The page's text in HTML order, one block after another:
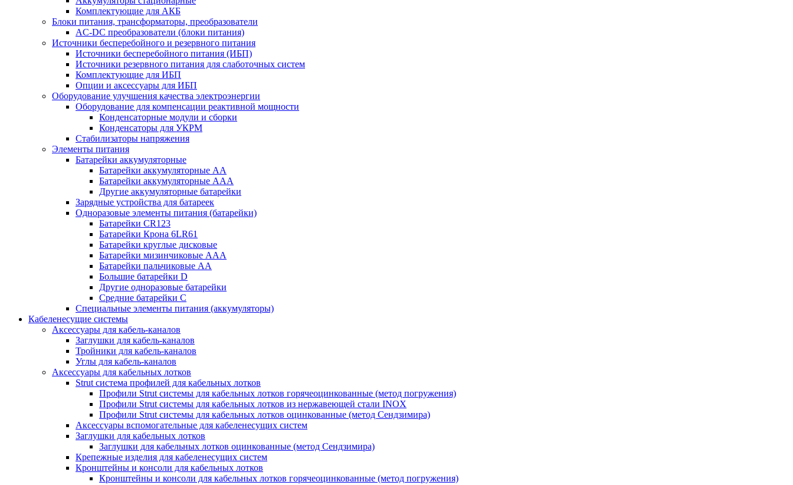
Комплектующие для АКБ
Блоки питания, трансформаторы, преобразователи
AC-DC преобразователи (блоки питания)
Источники бесперебойного и резервного питания
Источники бесперебойного питания (ИБП)
Источники резервного питания для слаботочных систем
Комплектующие для ИБП
Опции и аксессуары для ИБП
Оборудование улучшения качества электроэнергии
Оборудование для компенсации реактивной мощности
Конденсаторные модули и сборки
Конденсаторы для УКРМ
Стабилизаторы напряжения
Элементы питания
Батарейки аккумуляторные
Батарейки аккумуляторные АА
Батарейки аккумуляторные ААА
Другие аккумуляторные батарейки
Зарядные устройства для батареек
Одноразовые элементы питания (батарейки)
Батарейки CR123
Батарейки Крона 6LR61
Батарейки круглые дисковые
Батарейки мизинчиковые ААА
Батарейки пальчиковые АА
Большие батарейки D
Другие одноразовые батарейки
Средние батарейки C
Специальные элементы питания (аккумуляторы)
Кабеленесущие системы
Аксессуары для кабель-каналов
Заглушки для кабель-каналов
Тройники для кабель-каналов
Углы для кабель-каналов
Аксессуары для кабельных лотков
Strut система профилей для кабельных лотков
Профили Strut системы для кабельных лотков горячеоцинкованные (метод погружения)
Профили Strut системы для кабельных лотков из нержавеющей стали INOX
Профили Strut системы для кабельных лотков оцинкованные (метод Сендзимира)
Аксессуары вспомогательные для кабеленесущих систем
Заглушки для кабельных лотков
Заглушки для кабельных лотков оцинкованные (метод Сендзимира)
Крепежные изделия для кабеленесущих систем
Кронштейны и консоли для кабельных лотков
Кронштейны и консоли для кабельных лотков горячеоцинкованные (метод погружения)